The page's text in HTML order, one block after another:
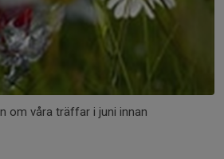
om våra träffar i juni innan